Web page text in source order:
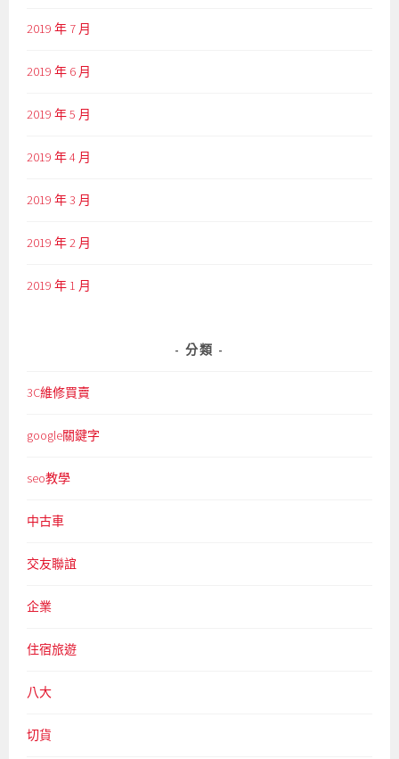
2019 年 7 月
2019 年 6 月
2019 年 5 月
2019 年 4 月
2019 年 3 月
2019 年 2 月
2019 年 1 月
分類
3C維修買賣
google關鍵字
seo教學
中古車
交友聯誼
企業
住宿旅遊
八大
切貨